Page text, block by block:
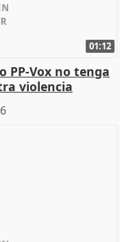
01:12
PP-Vox no tenga
violencia